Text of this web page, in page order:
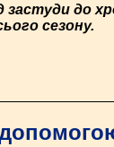
застуди до
сезону.